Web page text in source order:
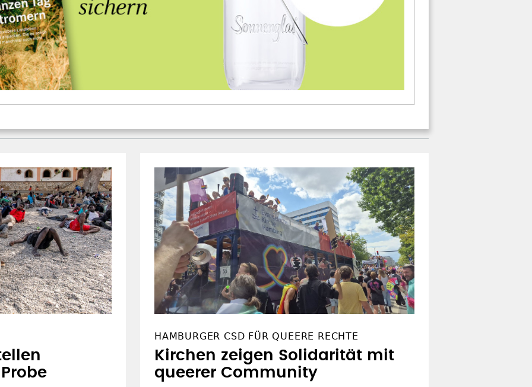
HAMBURGER CSD FÜR QUEERE RECHTE
Kirchen zeigen Solidarität mit
queerer Community